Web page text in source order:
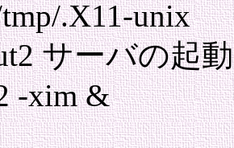
.X11-unix
サーバの起動
-xim &